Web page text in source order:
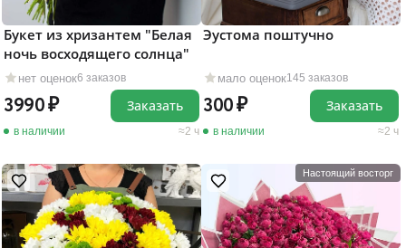
нет оценок6 заказов
Букет из хризантем "Белая
ночь восходящего солнца"
3990
в наличии 2 ч
Заказать
мало оценок145 заказов
Эустома поштучно
300
в наличии 2 ч
Заказать
Настоящий восторг